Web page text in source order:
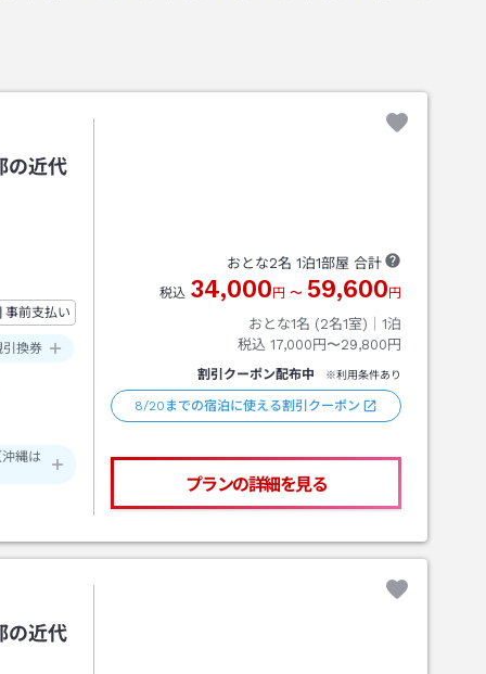
の近代
事前支払い
引換券
縄は
おとな2名 1泊1部屋 合計
税込 34,000円 〜 59,600円
おとな1名 (2名1室)｜ 1泊
税込 17,000円〜29,800円
割引クーポン配布中 ※利用条件あり
8/20までの宿泊に使える割引クーポン
プランの詳細を見る
の近代